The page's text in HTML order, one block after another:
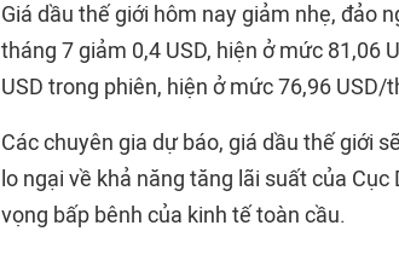
Giá dầu thế giới hôm nay giảm nhẹ, đảo
tháng 7 giảm 0,4 USD, hiện ở mức 81,06
USD trong phiên, hiện ở mức 76,96 USD/
Các chuyên gia dự báo, giá dầu thế giới
lo ngại về khả năng tăng lãi suất của
vọng bấp bênh của kinh tế toàn cầu.